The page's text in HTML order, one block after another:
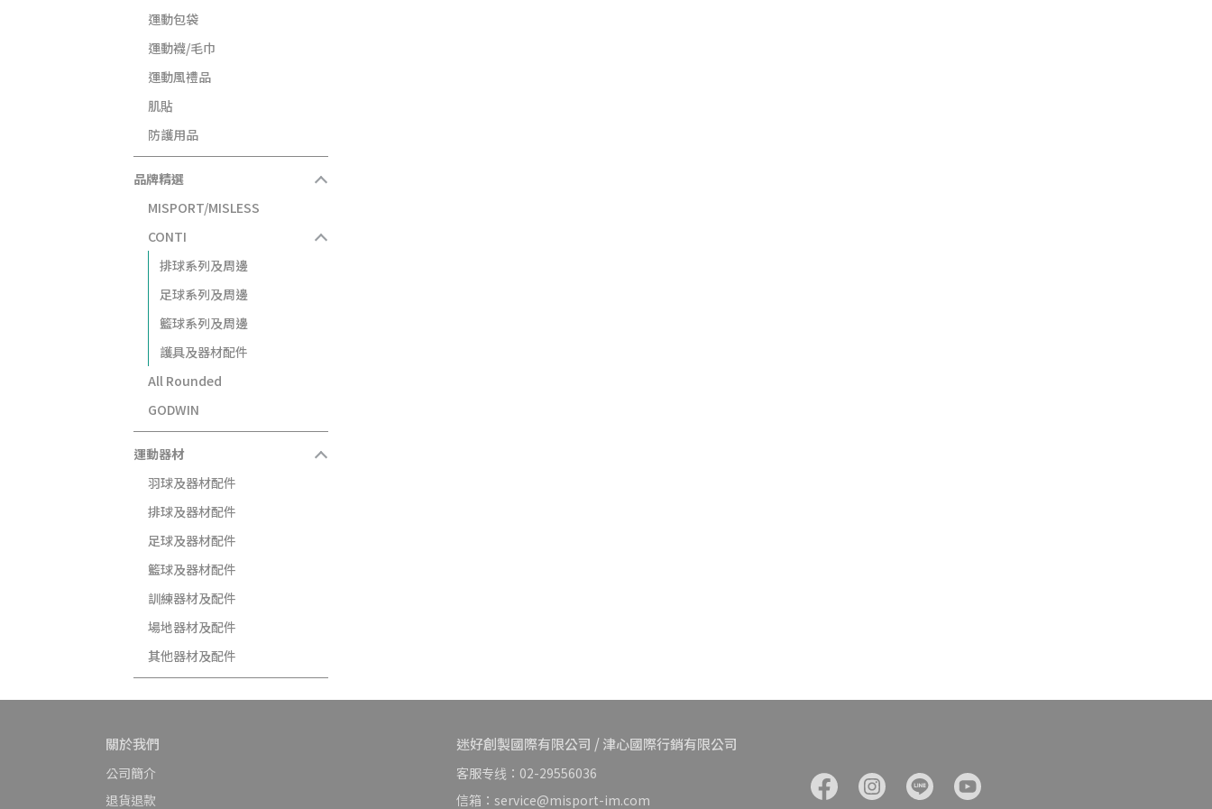
運動包袋
運動襪/毛巾
運動風禮品
肌貼
防護用品
品牌精選
MISPORT/MISLESS
CONTI
排球系列及周邊
足球系列及周邊
籃球系列及周邊
護具及器材配件
All Rounded
GODWIN
運動器材
羽球及器材配件
排球及器材配件
足球及器材配件
籃球及器材配件
訓練器材及配件
場地器材及配件
其他器材及配件
關於我們
公司簡介
退貨退款
迷好創製國際有限公司 / 津心國際行銷有限公司
客服专线：02-29556036
信箱：service@misport-im.com